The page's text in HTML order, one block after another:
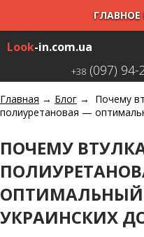
Look-in.com.ua
+38 (097) 94-
Главная → Блог →
Почему
полиуретановая —
ПОЧЕМУ
ОПТИМАЛЬНЫЙ
УКРАИНСКИХ